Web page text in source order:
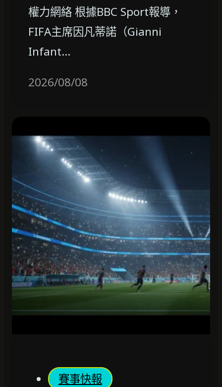
權力網絡 根據BBC Sport報導，
FIFA主席因凡蒂諾（Gianni
Infant…
2026/08/08
賽事快報